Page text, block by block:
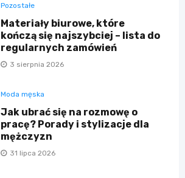
Pozostałe
Materiały biurowe, które
kończą się najszybciej – lista do
regularnych zamówień
3 sierpnia 2026
Moda męska
Jak ubrać się na rozmowę o
pracę? Porady i stylizacje dla
mężczyzn
31 lipca 2026